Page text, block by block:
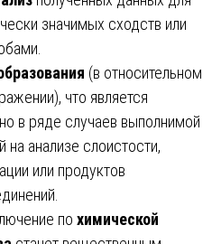
значимых сходств или
(в относительном
что является
в ряде случаев выполнимой
на анализе слоистости,
или продуктов
по химической